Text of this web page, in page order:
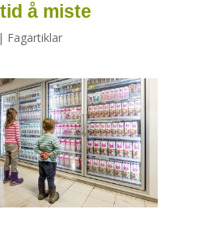
å miste
| Fagartiklar